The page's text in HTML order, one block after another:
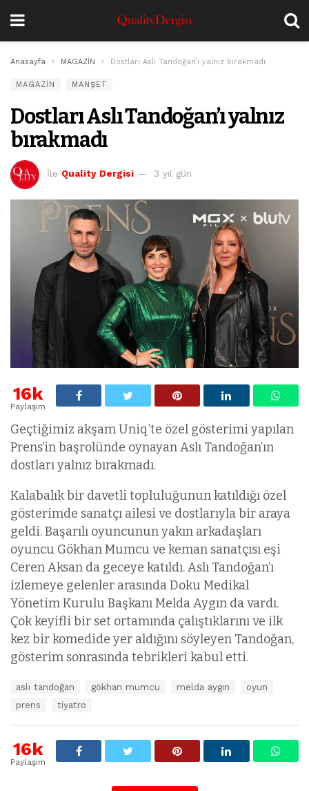
Anasayfa MAGAZİN Dostları Aslı Tandoğan’ı yalnız bırakmadı
MAGAZİN MANŞET
Dostları Aslı Tandoğan’ı yalnız
bırakmadı
İle Quality Dergisi 3 yıl gün
16k
Paylaşım
Geçtiğimiz akşam Uniq’te özel gösterimi yapılan
Prens’in başrolünde oynayan Aslı Tandoğan’ın
dostları yalnız bırakmadı.
Kalabalık bir davetli topluluğunun katıldığı özel
gösterimde sanatçı ailesi ve dostlarıyla bir araya
geldi. Başarılı oyuncunun yakın arkadaşları
oyuncu Gökhan Mumcu ve keman sanatçısı eşi
Ceren Aksan da geceye katıldı. Aslı Tandoğan’ı
izlemeye gelenler arasında Doku Medikal
Yönetim Kurulu Başkanı Melda Aygın da vardı.
Çok keyifli bir set ortamında çalıştıklarını ve ilk
kez bir komedide yer aldığını söyleyen Tandoğan,
gösterim sonrasında tebrikleri kabul etti.
t
l
aslı tandoğan gökhan mumcu melda aygın
oyun
prens
tiyatro
16k
Paylaşım